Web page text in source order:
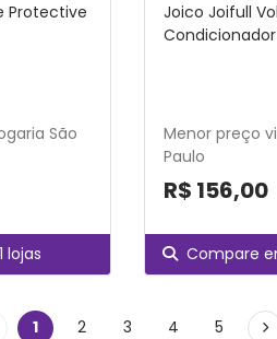
Protective
São
lojas
Joico Joifull
Menor preço
Paulo
R$ 156,00
Compare
1 2 3 4 5